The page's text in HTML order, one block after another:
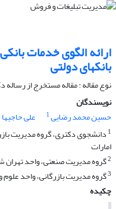
ارائه الگوی خدمات
بانکهای دولتی
نوع مقاله : مقاله مستخرج از رساله
نویسندگان
حسین محمد رضایی1 علی حاجیها
1 دانشجوی دکتری، گروه مدیریت
امارات
2گروه مدیریت صنعتی، واحد تهران
3گروه مدیریت بازرگانی، واحد علوم
چکیده